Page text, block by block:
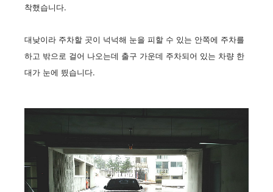
착했습니다.
대낮이라 주차할 곳이 넉넉해 눈을 피할 수 있는 안쪽에 주차를
하고 밖으로 걸어 나오는데 출구 가운데 주차되어 있는 차량 한
대가 눈에 띘습니다.